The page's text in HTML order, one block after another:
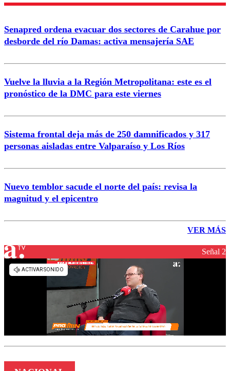
Enviar comentario
Senapred ordena evacuar dos sectores de Carahue por
desborde del río Damas: activa mensajería SAE
Vuelve la lluvia a la Región Metropolitana: este es el
pronóstico de la DMC para este viernes
Sistema frontal deja más de 250 damnificados y 317
personas aisladas entre Valparaíso y Los Ríos
Nuevo temblor sacude el norte del país: revisa la
magnitud y el epicentro
VER MÁS
Señal 2